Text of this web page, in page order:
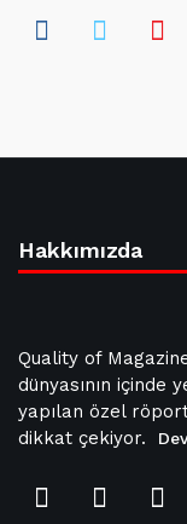
Hakkımızda
Quality of
dünyasının içinde
yapılan özel
dikkat çekiyor.